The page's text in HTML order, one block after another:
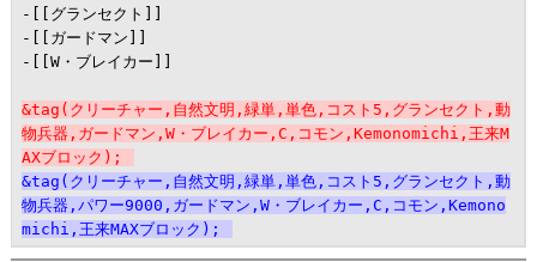
-[[グランセクト]]
-[[ガードマン]]
-[[W・ブレイカー]]
&tag(クリーチャー,自然文明,緑単,単色,コスト5,グランセクト,動
物兵器,ガードマン,W・ブレイカー,C,コモン,Kemonomichi,王来M
AXブロック);
&tag(クリーチャー,自然文明,緑単,単色,コスト5,グランセクト,動
物兵器,パワー9000,ガードマン,W・ブレイカー,C,コモン,Kemono
michi,王来MAXブロック);